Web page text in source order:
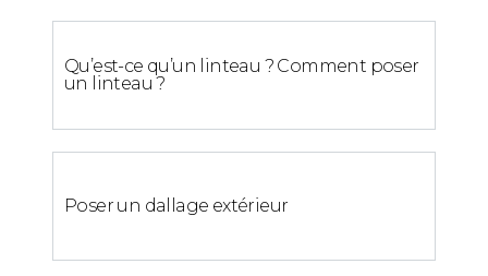
Qu’est-ce qu’un linteau ? Comment poser
un linteau ?
Poser un dallage extérieur